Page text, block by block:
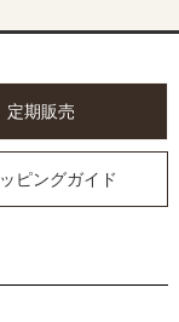
定期販売
ピングガイド